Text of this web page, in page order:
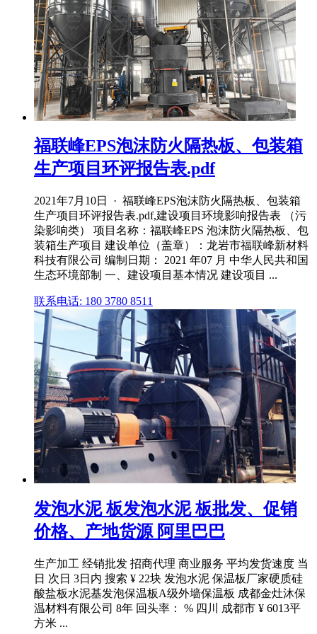
福联峰EPS泡沫防火隔热板、包装箱
生产项目环评报告表.pdf
2021年7月10日 · 福联峰EPS泡沫防火隔热板、包装箱
生产项目环评报告表.pdf,建设项目环境影响报告表 （污
染影响类） 项目名称：福联峰EPS 泡沫防火隔热板、包
装箱生产项目 建设单位（盖章）：龙岩市福联峰新材料
科技有限公司 编制日期： 2021 年07 月 中华人民共和国
生态环境部制 一、建设项目基本情况 建设项目 ...
联系电话: 180 3780 8511
发泡水泥 板发泡水泥 板批发、促销
价格、产地货源 阿里巴巴
生产加工 经销批发 招商代理 商业服务 平均发货速度 当
日 次日 3日内 搜索 ¥ 22块 发泡水泥 保温板厂家硬质硅
酸盐板水泥基发泡保温板A级外墙保温板 成都金灶沐保
温材料有限公司 8年 回头率： % 四川 成都市 ¥ 6013平
方米 ...